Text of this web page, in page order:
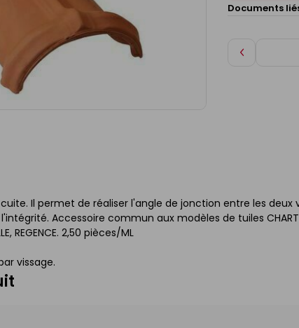
Documents
Diminuer
Il permet de réaliser l'angle de jonction entre les deux
Accessoire commun aux modèles de tuiles
REGENCE. 2,50 pièces/ML
vissage.